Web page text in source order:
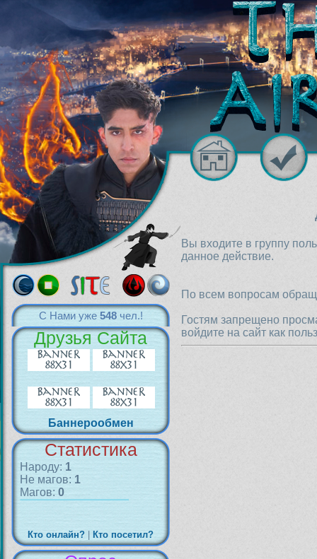
С Нами уже 548чел.!
Друзья Сайта
Баннерообмен
Статистика
Народу: 1
Не магов: 1
Магов: 0
Кто онлайн? Кто посетил?
Вы входите в группу
данное действие.
По всем вопросам
Гостям запрещено
войдите на сайт как